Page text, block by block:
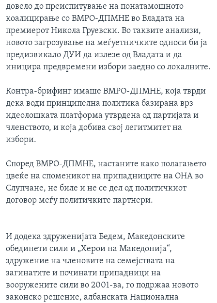
довело до преиспитување на понатамошното
коалицирање со ВМРО-ДПМНЕ во Владата на
премиерот Никола Груевски. Во таквите анализи,
новото загрозување на меѓуетничките односи би ја
предизвикало ДУИ да излезе од Владата и да
иницира предвремени избори заедно со локалните.
Контра-брифинг имаше ВМРО-ДПМНЕ, која тврди
дека води принципелна политика базирана врз
идеолошката платформа утврдена од партијата и
членството, и која добива свој легитмитет на
избори.
Според ВМРО-ДПМНЕ, настаните како полагањето
цвеќе на споменикот на припадниците на ОНА во
Слупчане, не биле и не се дел од политичкиот
договор меѓу политичките партнери.
И додека здруженијата Бедем, Македонските
обединети сили и „Херои на Македонија“,
здружение на членовите на семејствата на
загинатите и починати припадници на
вооружените сили во 2001-ва, го подржаа новото
законско решение, албанската Национална